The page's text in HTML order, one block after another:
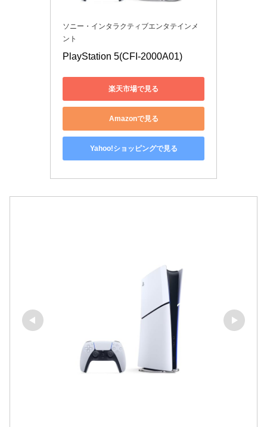
ソニー・インタラクティブエンタテインメ
ント
PlayStation 5(CFI-2000A01)
楽天市場で見る
Amazonで見る
Yahoo!ショッピングで見る